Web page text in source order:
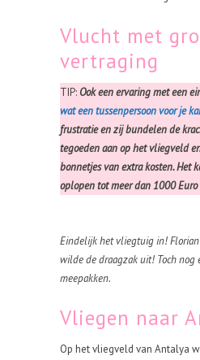
Vlucht met
vertraging
TIP: Ook een ervaring met een
wat een tussenpersoon voor je
frustratie en zij bundelen de
tegoeden aan op het vliegveld
bonnetjes van extra kosten. Het
oplopen tot meer dan 1000
Eindelijk het vliegtuig in!
wilde de draagzak uit! Toch nog
meepakken.
Vliegen naar
Op het vliegveld van Antalya